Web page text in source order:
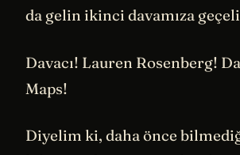
da gelin ikinci davamıza
Davacı! Lauren Rosenberg!
Maps!
Diyelim ki, daha önce